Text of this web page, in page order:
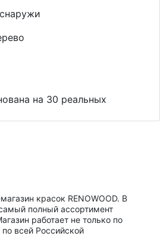
на 30 реальных
красок RENOWOOD. В
полный ассортимент
работает не только по
всей Российской